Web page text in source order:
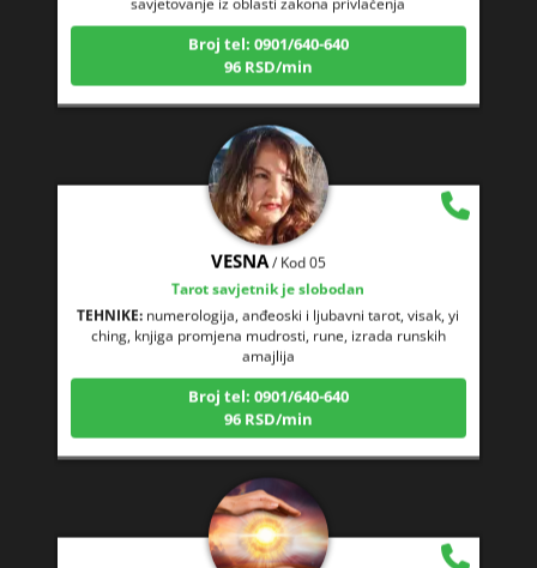
Broj tel: 0901/640-640
96 RSD/min
VESNA/ Kod 05
Tarot savjetnik je slobodan
numerologija, anđeoski i ljubavni tarot, visak, yi
ching, knjiga promjena mudrosti, rune, izrada runskih
amajlija
Broj tel: 0901/640-640
96 RSD/min